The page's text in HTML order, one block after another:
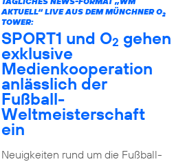
AKTUELL“ LIVE AUS DEM MÜNCHNER O2
TOWER:
SPORT1 und O2 gehen
exklusive
Medienkooperation
anlässlich der
Fußball-
Weltmeisterschaft
ein
Neuigkeiten rund um die Fußball-